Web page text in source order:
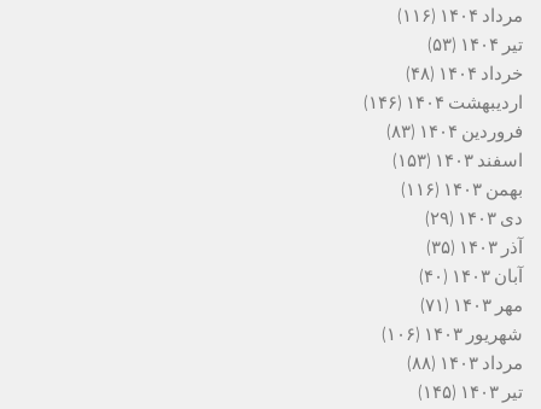
مرداد ۱۴۰۴
(۱۱۶)
تیر ۱۴۰۴
(۵۳)
خرداد ۱۴۰۴
(۴۸)
اردیبهشت ۱۴۰۴
(۱۴۶)
فروردین ۱۴۰۴
(۸۳)
اسفند ۱۴۰۳
(۱۵۳)
بهمن ۱۴۰۳
(۱۱۶)
دی ۱۴۰۳
(۲۹)
آذر ۱۴۰۳
(۳۵)
آبان ۱۴۰۳
(۴۰)
مهر ۱۴۰۳
(۷۱)
شهریور ۱۴۰۳
(۱۰۶)
مرداد ۱۴۰۳
(۸۸)
تیر ۱۴۰۳
(۱۴۵)